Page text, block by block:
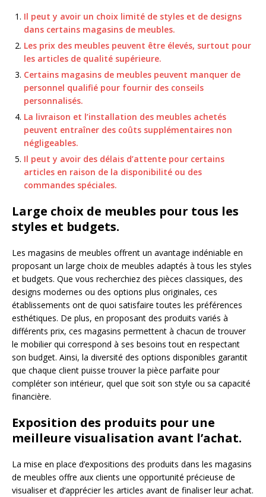
Il peut y avoir un choix limité de styles et de designs
dans certains magasins de meubles.
Les prix des meubles peuvent être élevés, surtout pour
les articles de qualité supérieure.
Certains magasins de meubles peuvent manquer de
personnel qualifié pour fournir des conseils
personnalisés.
La livraison et l’installation des meubles achetés
peuvent entraîner des coûts supplémentaires non
négligeables.
Il peut y avoir des délais d’attente pour certains
articles en raison de la disponibilité ou des
commandes spéciales.
Large choix de meubles pour tous les
styles et budgets.
Les magasins de meubles offrent un avantage indéniable en
proposant un large choix de meubles adaptés à tous les styles
et budgets. Que vous recherchiez des pièces classiques, des
designs modernes ou des options plus originales, ces
établissements ont de quoi satisfaire toutes les préférences
esthétiques. De plus, en proposant des produits variés à
différents prix, ces magasins permettent à chacun de trouver
le mobilier qui correspond à ses besoins tout en respectant
son budget. Ainsi, la diversité des options disponibles garantit
que chaque client puisse trouver la pièce parfaite pour
compléter son intérieur, quel que soit son style ou sa capacité
financière.
Exposition des produits pour une
meilleure visualisation avant l’achat.
La mise en place d’expositions des produits dans les magasins
de meubles offre aux clients une opportunité précieuse de
visualiser et d’apprécier les articles avant de finaliser leur achat.